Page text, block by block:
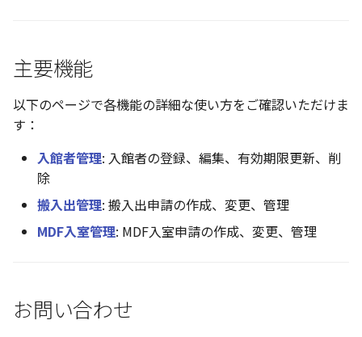
主要機能
以下のページで各機能の詳細な使い方をご確認いただけま
す：
入館者管理: 入館者の登録、編集、有効期限更新、削
除
搬入出管理: 搬入出申請の作成、変更、管理
MDF入室管理: MDF入室申請の作成、変更、管理
お問い合わせ